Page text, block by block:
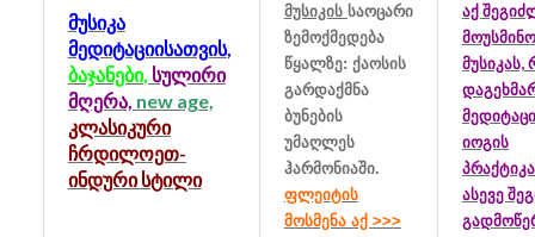
მუსიკა
მედიტაციისათვის,
ბაჯანები, სულირი
მღერა, new age,
კლასიკური
ჩრდილოეთ-
ინდური სტილი
მუსიკის საოცარი
ზემოქმედება
წყალზე: ქაოსის
გარდაქმნა
ბუნების
უმაღლეს
ჰარმონიაში.
ფლეიტის
მოსმენა აქ >>>
აქ
იოგის
ასევე